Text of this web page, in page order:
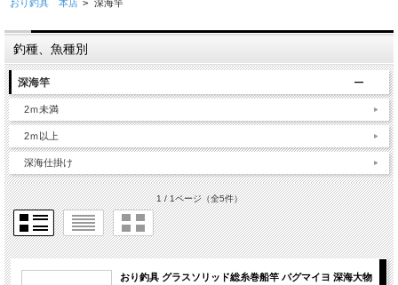
おり釣具 本店 > 深海竿
釣種、魚種別
深海竿
2ｍ未満
2ｍ以上
深海仕掛け
1 / 1ページ（全5件）
おり釣具 グラスソリッド総糸巻船竿 パグマイヨ 深海大物